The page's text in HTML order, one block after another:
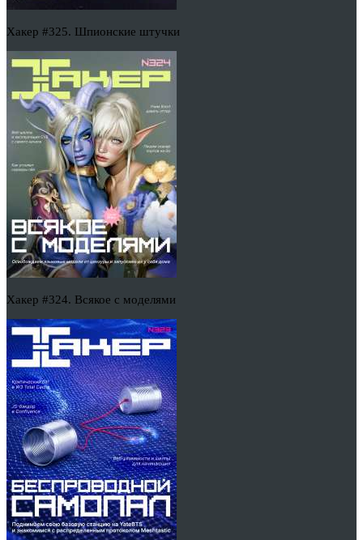
Хакер #325. Шпионские штучки
Хакер #324. Всякое с моделями